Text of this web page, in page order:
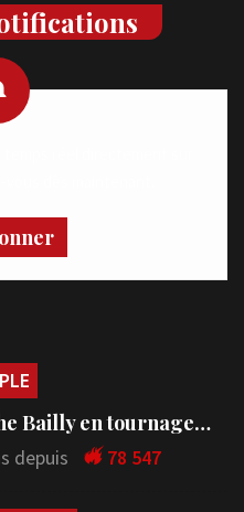
Bailly en tournage…
depuis 78 547